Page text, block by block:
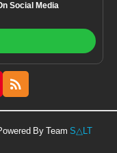
Social Media
By Team S△LT